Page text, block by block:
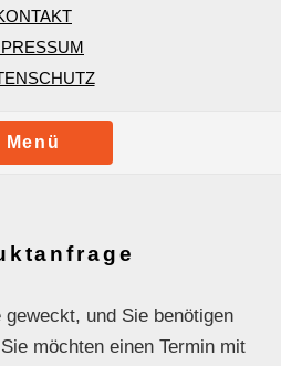
Menü
und Sie benötigen
möchten einen Termin mit